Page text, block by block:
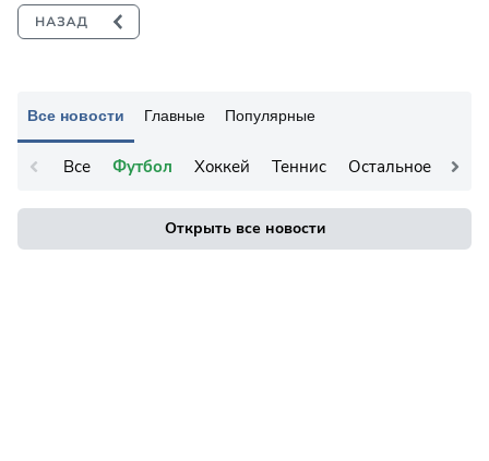
Все новости Главные Популярные
Все Футбол Хоккей Теннис Остальное
Открыть все новости